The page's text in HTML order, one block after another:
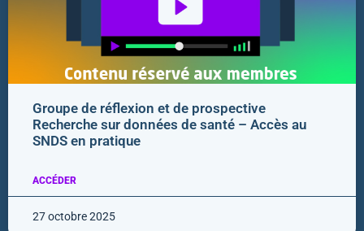
Groupe de réflexion et de prospective
Recherche sur données de santé – Accès au
SNDS en pratique
ACCÉDER
27 octobre 2025